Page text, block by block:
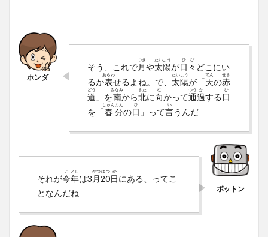
そう、これで月
つき
や太
たい
陽
よう
が日
ひ
々
び
どこにい
るか表
あらわ
せるよね。で、 太
たい
陽
よう
が「天
てん
の赤
せき
道
どう
」を南
みなみ
から北
きた
に向
む
かって通
つう
過
か
する日
ひ
を「春
しゅん
分
ぶん
の日
ひ
」って言
い
うんだ
それが今
こ
年
とし
は3 月
がつ
20
はつ
日
か
にある、ってこ
となんだね